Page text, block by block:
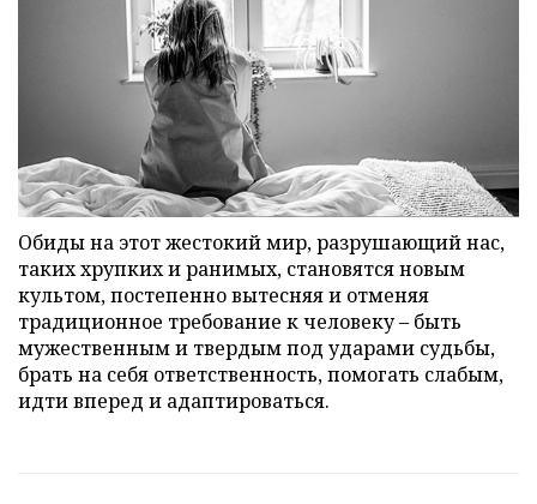
Обиды на этот жестокий мир, разрушающий нас,
таких хрупких и ранимых, становятся новым
культом, постепенно вытесняя и отменяя
традиционное требование к человеку – быть
мужественным и твердым под ударами судьбы,
брать на себя ответственность, помогать слабым,
идти вперед и адаптироваться.